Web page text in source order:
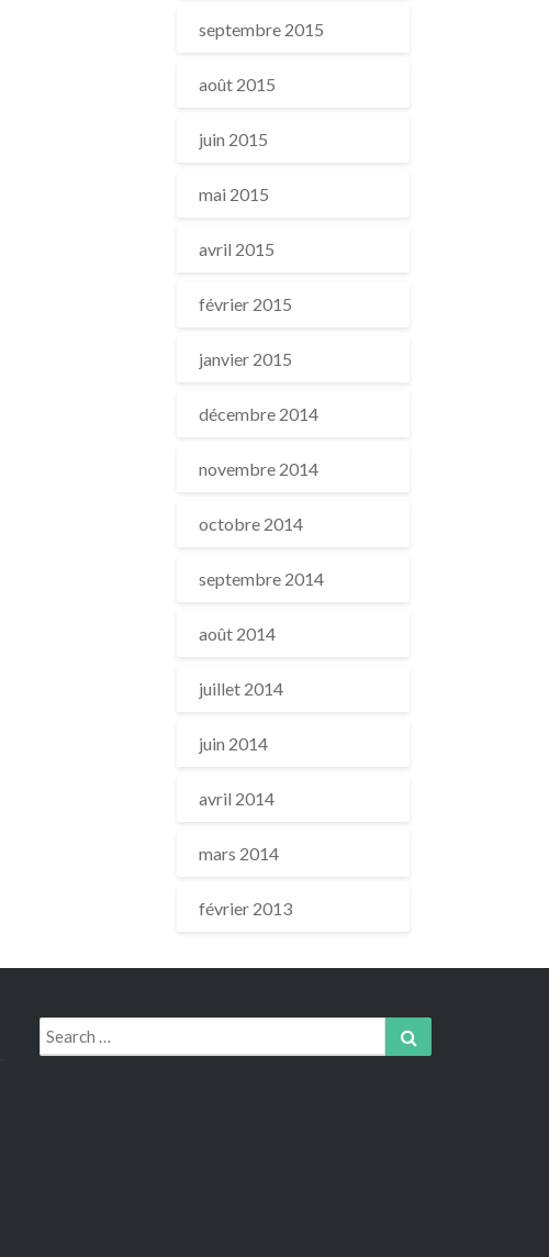
septembre 2015
août 2015
juin 2015
mai 2015
avril 2015
février 2015
janvier 2015
décembre 2014
novembre 2014
octobre 2014
septembre 2014
août 2014
juillet 2014
juin 2014
avril 2014
mars 2014
février 2013
Search
for: